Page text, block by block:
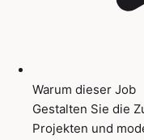
Warum dieser Job
Gestalten Sie die
Projekten und